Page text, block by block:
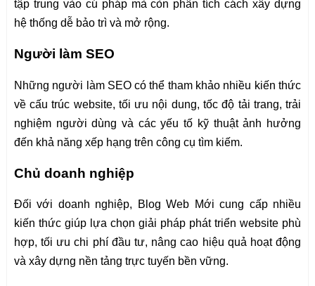
tập trung vào cú pháp mà còn phân tích cách xây dựng
hệ thống dễ bảo trì và mở rộng.
Người làm SEO
Những người làm SEO có thể tham khảo nhiều kiến thức
về cấu trúc website, tối ưu nội dung, tốc độ tải trang, trải
nghiệm người dùng và các yếu tố kỹ thuật ảnh hưởng
đến khả năng xếp hạng trên công cụ tìm kiếm.
Chủ doanh nghiệp
Đối với doanh nghiệp, Blog Web Mới cung cấp nhiều
kiến thức giúp lựa chọn giải pháp phát triển website phù
hợp, tối ưu chi phí đầu tư, nâng cao hiệu quả hoạt động
và xây dựng nền tảng trực tuyến bền vững.